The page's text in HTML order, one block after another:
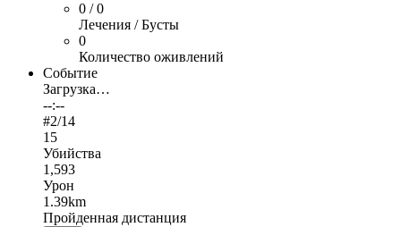
0 / 0
Лечения / Бусты
0
Количество оживлений
Событие
Загрузка…
--:--
#2/14
15
Убийства
1,593
Урон
1.39km
Пройденная дистанция